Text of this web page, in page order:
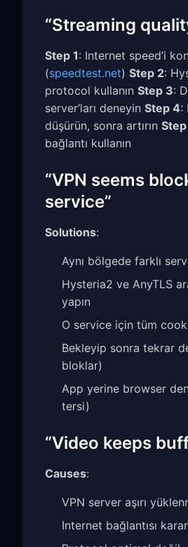
“Streaming
Step 1: Internet speed’i
(speedtest.net) Step 2:
protocol kullanın Step 3:
server’ları deneyin Step 4:
düşürün, sonra artırın
bağlantı kullanın
“VPN seems
service”
Solutions:
Aynı bölgede farklı
Hysteria2 ve AnyTLS
yapın
O service için tüm
Bekleyip sonra tekrar
bloklar)
App yerine browser
tersi)
“Video keeps
Causes:
VPN server aşırı
Internet bağlantısı